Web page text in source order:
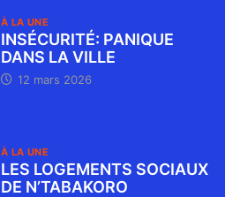
À LA UNE
INSÉCURITÉ: PANIQUE
DANS LA VILLE
12 mars 2026
À LA UNE
LES LOGEMENTS SOCIAUX
DE N’TABAKORO